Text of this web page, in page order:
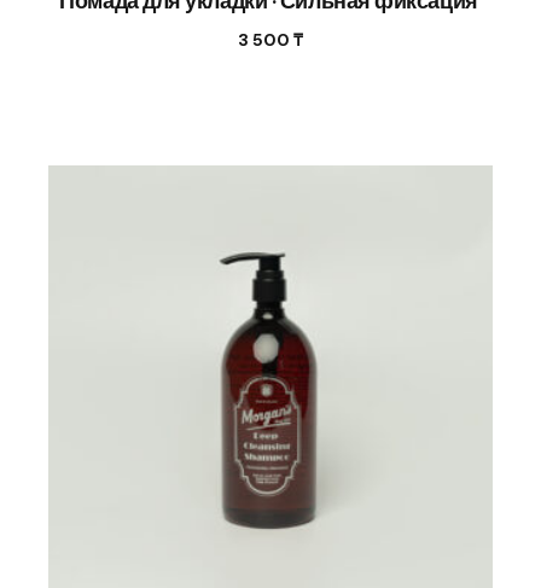
3 500 ₸